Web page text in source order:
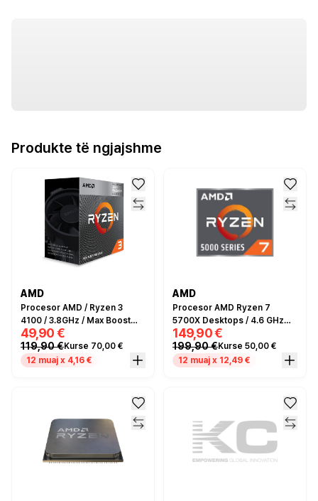
Produkte të ngjajshme
AMD
Procesor AMD / Ryzen 3
4100 / 3.8GHz / Max Boost
4GHz / 4xCore / 6MB / 65W
me Ftohës Wraith Stealth
49,90 €
119,90 €Kurse 70,00 €
12 muaj x 4,16 €
AMD
Procesor AMD Ryzen 7
5700X Desktops / 4.6 GHz
Max. Boost
149,90 €
199,90 €Kurse 50,00 €
12 muaj x 12,49 €